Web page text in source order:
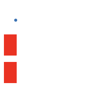
Publikace